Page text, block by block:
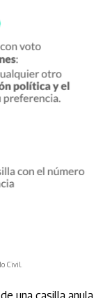
Civil.